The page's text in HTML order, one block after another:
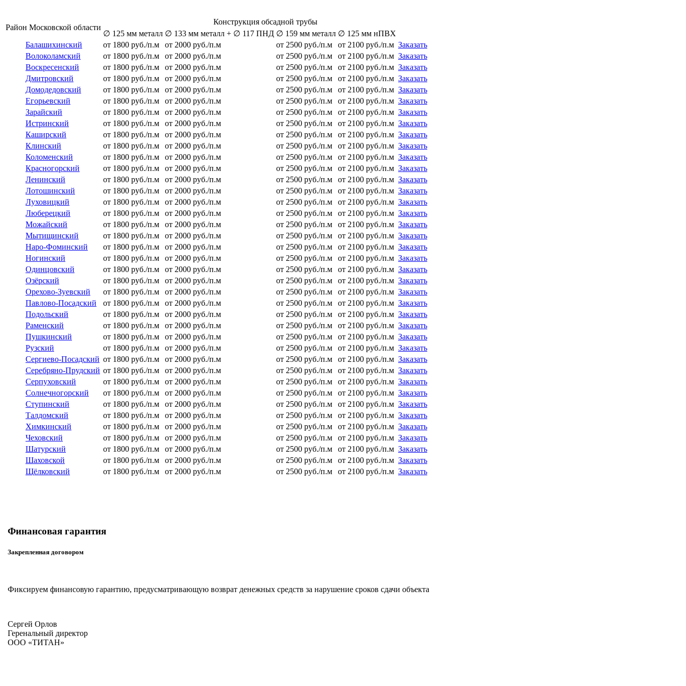
Район Московской области
Конструкция обсадной трубы
∅ 125 мм металл ∅ 133 мм металл + ∅ 117 ПНД ∅ 159 мм металл ∅ 125 мм нПВХ
Балашихинский
от 1800 руб./п.м от 2000 руб./п.м от 2500 руб./п.м от 2100 руб./п.м Заказать
Волоколамский
от 1800 руб./п.м от 2000 руб./п.м от 2500 руб./п.м от 2100 руб./п.м Заказать
Воскресенский
от 1800 руб./п.м от 2000 руб./п.м от 2500 руб./п.м от 2100 руб./п.м Заказать
Дмитровский
от 1800 руб./п.м от 2000 руб./п.м от 2500 руб./п.м от 2100 руб./п.м Заказать
Домодедовский
от 1800 руб./п.м от 2000 руб./п.м от 2500 руб./п.м от 2100 руб./п.м Заказать
Егорьевский
от 1800 руб./п.м от 2000 руб./п.м от 2500 руб./п.м от 2100 руб./п.м Заказать
Зарайский
от 1800 руб./п.м от 2000 руб./п.м от 2500 руб./п.м от 2100 руб./п.м Заказать
Истринский
от 1800 руб./п.м от 2000 руб./п.м от 2500 руб./п.м от 2100 руб./п.м Заказать
Каширский
от 1800 руб./п.м от 2000 руб./п.м от 2500 руб./п.м от 2100 руб./п.м Заказать
Клинский
от 1800 руб./п.м от 2000 руб./п.м от 2500 руб./п.м от 2100 руб./п.м Заказать
Коломенский
от 1800 руб./п.м от 2000 руб./п.м от 2500 руб./п.м от 2100 руб./п.м Заказать
Красногорский
от 1800 руб./п.м от 2000 руб./п.м от 2500 руб./п.м от 2100 руб./п.м Заказать
Ленинский
от 1800 руб./п.м от 2000 руб./п.м от 2500 руб./п.м от 2100 руб./п.м Заказать
Лотошинский
от 1800 руб./п.м от 2000 руб./п.м от 2500 руб./п.м от 2100 руб./п.м Заказать
Луховицкий
от 1800 руб./п.м от 2000 руб./п.м от 2500 руб./п.м от 2100 руб./п.м Заказать
Люберецкий
от 1800 руб./п.м от 2000 руб./п.м от 2500 руб./п.м от 2100 руб./п.м Заказать
Можайский
от 1800 руб./п.м от 2000 руб./п.м от 2500 руб./п.м от 2100 руб./п.м Заказать
Мытищинский
от 1800 руб./п.м от 2000 руб./п.м от 2500 руб./п.м от 2100 руб./п.м Заказать
Наро-Фоминский
от 1800 руб./п.м от 2000 руб./п.м от 2500 руб./п.м от 2100 руб./п.м Заказать
Ногинский
от 1800 руб./п.м от 2000 руб./п.м от 2500 руб./п.м от 2100 руб./п.м Заказать
Одинцовский
от 1800 руб./п.м от 2000 руб./п.м от 2500 руб./п.м от 2100 руб./п.м Заказать
Озёрский
от 1800 руб./п.м от 2000 руб./п.м от 2500 руб./п.м от 2100 руб./п.м Заказать
Орехово-Зуевский
от 1800 руб./п.м от 2000 руб./п.м от 2500 руб./п.м от 2100 руб./п.м Заказать
Павлово-Посадский
от 1800 руб./п.м от 2000 руб./п.м от 2500 руб./п.м от 2100 руб./п.м Заказать
Подольский
от 1800 руб./п.м от 2000 руб./п.м от 2500 руб./п.м от 2100 руб./п.м Заказать
Раменский
от 1800 руб./п.м от 2000 руб./п.м от 2500 руб./п.м от 2100 руб./п.м Заказать
Пушкинский
от 1800 руб./п.м от 2000 руб./п.м от 2500 руб./п.м от 2100 руб./п.м Заказать
Рузский
от 1800 руб./п.м от 2000 руб./п.м от 2500 руб./п.м от 2100 руб./п.м Заказать
Сергиево-Посадский от 1800 руб./п.м от 2000 руб./п.м от 2500 руб./п.м от 2100 руб./п.м Заказать
Серебряно-Прудский от 1800 руб./п.м от 2000 руб./п.м от 2500 руб./п.м от 2100 руб./п.м Заказать
Серпуховский
от 1800 руб./п.м от 2000 руб./п.м от 2500 руб./п.м от 2100 руб./п.м Заказать
Солнечногорский
от 1800 руб./п.м от 2000 руб./п.м от 2500 руб./п.м от 2100 руб./п.м Заказать
Ступинский
от 1800 руб./п.м от 2000 руб./п.м от 2500 руб./п.м от 2100 руб./п.м Заказать
Талдомский
от 1800 руб./п.м от 2000 руб./п.м от 2500 руб./п.м от 2100 руб./п.м Заказать
Химкинский
от 1800 руб./п.м от 2000 руб./п.м от 2500 руб./п.м от 2100 руб./п.м Заказать
Чеховский
от 1800 руб./п.м от 2000 руб./п.м от 2500 руб./п.м от 2100 руб./п.м Заказать
Шатурский
от 1800 руб./п.м от 2000 руб./п.м от 2500 руб./п.м от 2100 руб./п.м Заказать
Шаховской
от 1800 руб./п.м от 2000 руб./п.м от 2500 руб./п.м от 2100 руб./п.м Заказать
Щёлковский
от 1800 руб./п.м от 2000 руб./п.м от 2500 руб./п.м от 2100 руб./п.м Заказать
Финансовая гарантия
Закрепленная договором
Фиксируем финансовую гарантию, предусматривающую возврат денежных средств за нарушение сроков сдачи объекта
Сергей Орлов
Геренальный директор
ООО «ТИТАН»